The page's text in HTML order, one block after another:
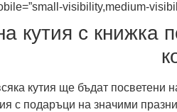
visibility,medium-
кутия с книжка
кутия ще бъдат посветени
с подаръци на значими